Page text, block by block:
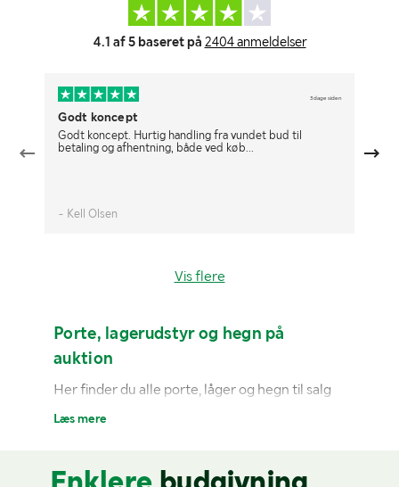
4.1 af 5 baseret på 2404 anmeldelser
3 dage siden
Godt koncept
Godt koncept. Hurtig handling fra vundet bud til
betaling og afhentning, både ved køb...
- Kell Olsen
Vis flere
Porte, lagerudstyr og hegn på
auktion
Her finder du alle porte, låger og hegn til salg
lige nu på klaravik.dk. Ønsker du at afgive et
Læs mere